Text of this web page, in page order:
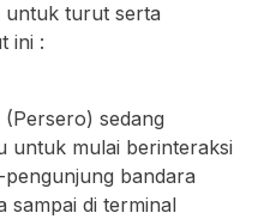
untuk turut serta
ini :
sedang
untuk mulai berinteraksi
bandara
sampai di terminal